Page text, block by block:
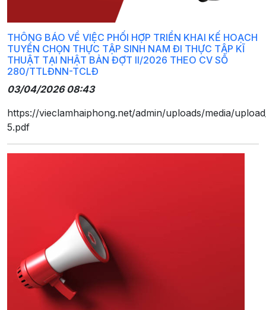
THÔNG BÁO VỀ VIỆC PHỐI HỢP TRIỂN KHAI KẾ HOẠCH
TUYỂN CHỌN THỰC TẬP SINH NAM ĐI THỰC TẬP KĨ
THUẬT TẠI NHẬT BẢN ĐỢT II/2026 THEO CV SỐ
280/TTLĐNN-TCLĐ
03/04/2026 08:43
https://vieclamhaiphong.net/admin/uploads/media/
5.pdf